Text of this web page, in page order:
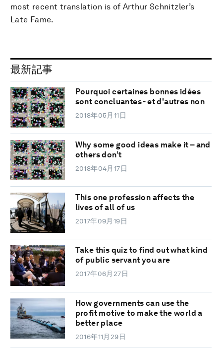
most recent translation is of Arthur Schnitzler’s
Late Fame.
最新記事
Pourquoi certaines bonnes idées
sont concluantes - et d'autres non
2018年05月11日
Why some good ideas make it – and
others don’t
2018年04月17日
This one profession affects the
lives of all of us
2017年09月19日
Take this quiz to find out what kind
of public servant you are
2017年06月27日
How governments can use the
profit motive to make the world a
better place
2016年11月29日